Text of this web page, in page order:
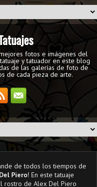
fotos e imágenes del
y tatuador en este blog
de las galerías de foto de
de cada pieza de arte.
de todos los tiempos de
Piero! En este tatuaje
rostro de Alex Del Piero